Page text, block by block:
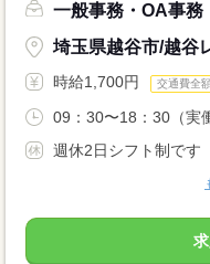
一般事務・OA事務
埼玉県越谷市/越谷
時給1,700円 交通費全
09：30〜18：30（実
週休2日シフト制です